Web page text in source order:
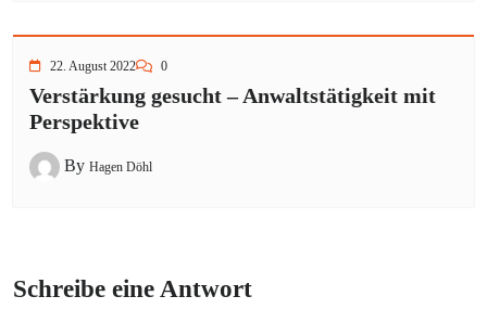
22. August 2022 0
Verstärkung gesucht – Anwaltstätigkeit mit
Perspektive
By Hagen Döhl
Schreibe eine Antwort